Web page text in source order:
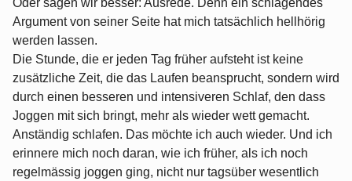
Argument von seiner Seite hat mich tatsächlich hellhörig
werden lassen.
Die Stunde, die er jeden Tag früher aufsteht ist keine
zusätzliche Zeit, die das Laufen beansprucht, sondern wird
durch einen besseren und intensiveren Schlaf, den dass
Joggen mit sich bringt, mehr als wieder wett gemacht.
Anständig schlafen. Das möchte ich auch wieder. Und ich
erinnere mich noch daran, wie ich früher, als ich noch
regelmässig joggen ging, nicht nur tagsüber wesentlich